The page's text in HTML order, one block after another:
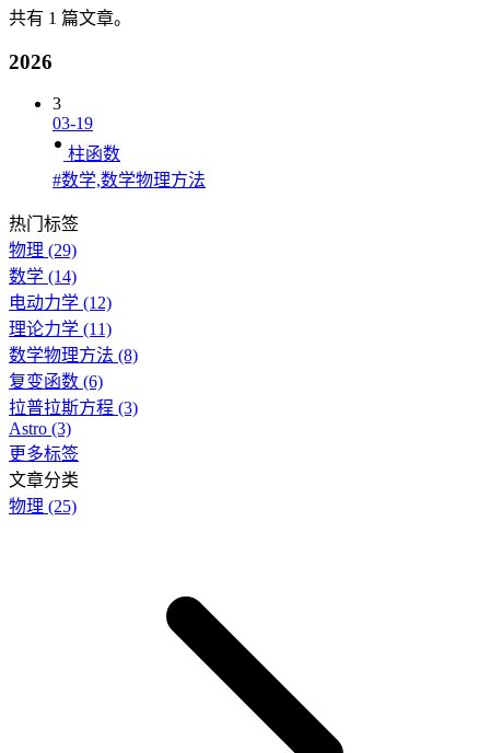
共有 1 篇文章。
2026
3
03-19
柱函数
#数学,数学物理方法
热门标签
物理 (29)
数学 (14)
电动力学 (12)
理论力学 (11)
数学物理方法 (8)
复变函数 (6)
拉普拉斯方程 (3)
Astro (3)
更多标签
文章分类
物理 (25)